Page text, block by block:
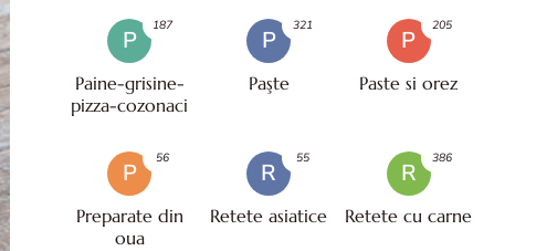
P
Paine-grisine-
pizza-cozonaci
187
P
Paşte
321
P
Paste si orez
205
P
Preparate din
oua
56
R
Retete asiatice
55
R
Retete cu carne
386